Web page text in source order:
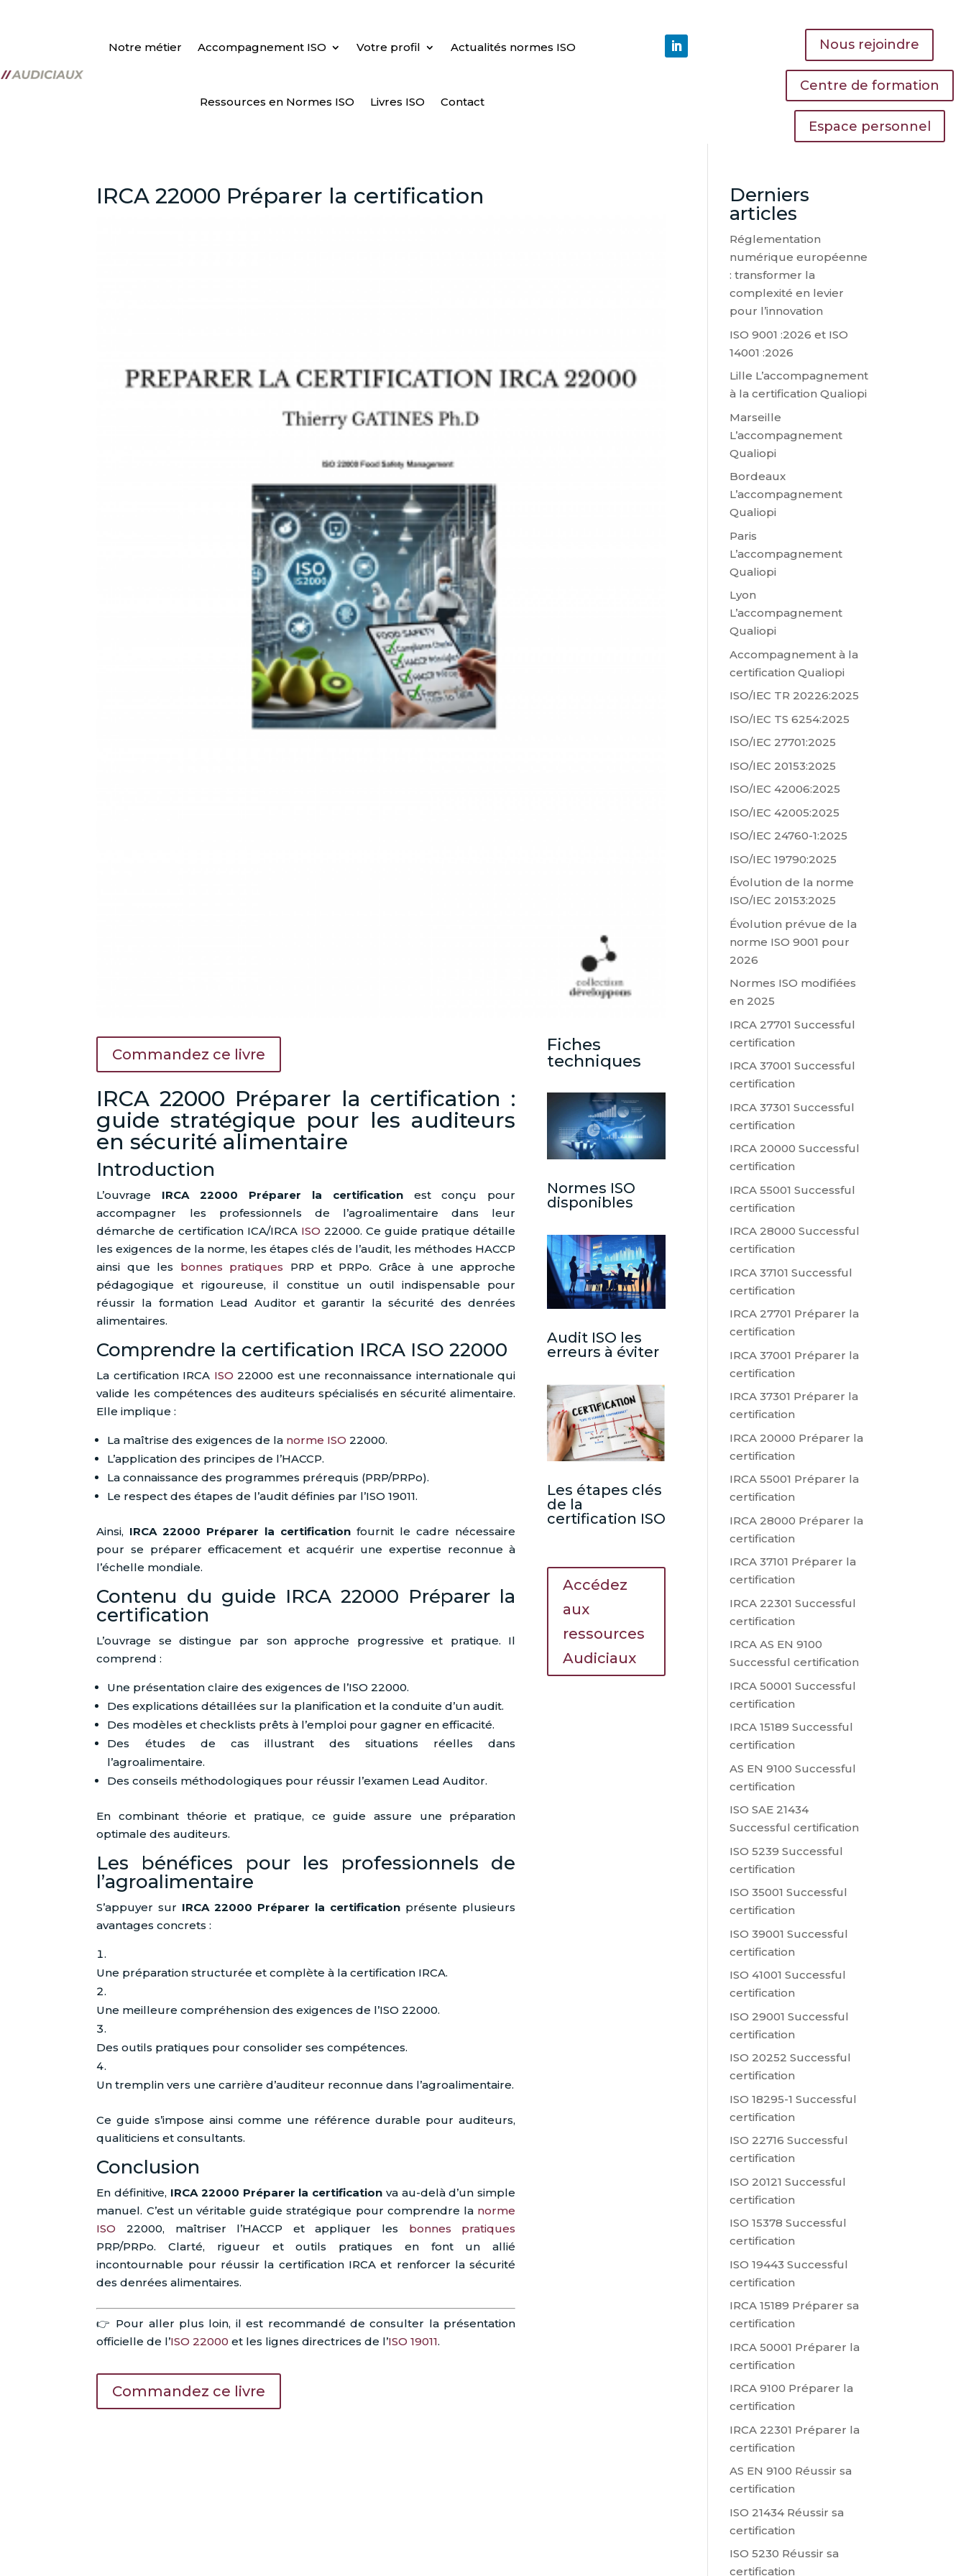
Notre métier Accompagnement ISO Votre profil Actualités normes ISO
Ressources en Normes ISO Livres ISO Contact
Nous rejoindre
Centre de formation
Espace personnel
IRCA 22000 Préparer la certification
Commandez ce livre
IRCA 22000 Préparer la certification :
guide stratégique pour les auditeurs
en sécurité alimentaire
Introduction
L’ouvrage IRCA 22000 Préparer la certificationest conçu pour
accompagner les professionnels de l’agroalimentaire dans leur
démarche de certification ICA/IRCA ISO 22000. Ce guide pratique détaille
les exigences de la norme, les étapes clés de l’audit, les méthodes HACCP
ainsi que les bonnes pratiques PRP et PRPo. Grâce à une approche
pédagogique et rigoureuse, il constitue un outil indispensable pour
réussir la formation Lead Auditor et garantir la sécurité des denrées
alimentaires.
Comprendre la certification IRCA ISO 22000
La certification IRCA ISO 22000 est une reconnaissance internationale qui
valide les compétences des auditeurs spécialisés en sécurité alimentaire.
Elle implique :
La maîtrise des exigences de la norme ISO 22000.
L’application des principes de l’HACCP.
La connaissance des programmes prérequis (PRP/PRPo).
Le respect des étapes de l’audit définies par l’ISO 19011.
Ainsi, IRCA 22000 Préparer la certification fournit le cadre nécessaire
pour se préparer efficacement et acquérir une expertise reconnue à
l’échelle mondiale.
Contenu du guide IRCA 22000 Préparer la
certification
L’ouvrage se distingue par son approche progressive et pratique. Il
comprend :
Une présentation claire des exigences de l’ISO 22000.
Des explications détaillées sur la planification et la conduite d’un audit.
Des modèles et checklists prêts à l’emploi pour gagner en efficacité.
Des études de cas illustrant des situations réelles dans
l’agroalimentaire.
Des conseils méthodologiques pour réussir l’examen Lead Auditor.
En combinant théorie et pratique, ce guide assure une préparation
optimale des auditeurs.
Les bénéfices pour les professionnels de
l’agroalimentaire
S’appuyer sur IRCA 22000 Préparer la certification présente plusieurs
avantages concrets :
Une préparation structurée et complète à la certification IRCA.
Une meilleure compréhension des exigences de l’ISO 22000.
Des outils pratiques pour consolider ses compétences.
Un tremplin vers une carrière d’auditeur reconnue dans l’agroalimentaire.
Ce guide s’impose ainsi comme une référence durable pour auditeurs,
qualiticiens et consultants.
Conclusion
En définitive, IRCA 22000 Préparer la certification va au-delà d’un simple
manuel. C’est un véritable guide stratégique pour comprendre la norme
ISO 22000, maîtriser l’HACCP et appliquer les bonnes pratiques
PRP/PRPo. Clarté, rigueur et outils pratiques en font un allié
incontournable pour réussir la certification IRCA et renforcer la sécurité
des denrées alimentaires.
👉 Pour aller plus loin, il est recommandé de consulter la présentation
officielle de l’ISO 22000 et les lignes directrices de l’ISO 19011.
Fiches
techniques
Normes ISO
disponibles
Audit ISO les
erreurs à éviter
Les étapes clés
de la
certification ISO
Accédez
aux
ressources
Audiciaux
Commandez ce livre
Derniers
articles
Réglementation
numérique européenne
: transformer la
complexité en levier
pour l’innovation
ISO 9001 :2026 et ISO
14001 :2026
Lille L’accompagnement
à la certification Qualiopi
Marseille
L’accompagnement
Qualiopi
Bordeaux
L’accompagnement
Qualiopi
Paris
L’accompagnement
Qualiopi
Lyon
L’accompagnement
Qualiopi
Accompagnement à la
certification Qualiopi
ISO/IEC TR 20226:2025
ISO/IEC TS 6254:2025
ISO/IEC 27701:2025
ISO/IEC 20153:2025
ISO/IEC 42006:2025
ISO/IEC 42005:2025
ISO/IEC 24760-1:2025
ISO/IEC 19790:2025
Évolution de la norme
ISO/IEC 20153:2025
Évolution prévue de la
norme ISO 9001 pour
2026
Normes ISO modifiées
en 2025
IRCA 27701 Successful
certification
IRCA 37001 Successful
certification
IRCA 37301 Successful
certification
IRCA 20000 Successful
certification
IRCA 55001 Successful
certification
IRCA 28000 Successful
certification
IRCA 37101 Successful
certification
IRCA 27701 Préparer la
certification
IRCA 37001 Préparer la
certification
IRCA 37301 Préparer la
certification
IRCA 20000 Préparer la
certification
IRCA 55001 Préparer la
certification
IRCA 28000 Préparer la
certification
IRCA 37101 Préparer la
certification
IRCA 22301 Successful
certification
IRCA AS EN 9100
Successful certification
IRCA 50001 Successful
certification
IRCA 15189 Successful
certification
AS EN 9100 Successful
certification
ISO SAE 21434
Successful certification
ISO 5239 Successful
certification
ISO 35001 Successful
certification
ISO 39001 Successful
certification
ISO 41001 Successful
certification
ISO 29001 Successful
certification
ISO 20252 Successful
certification
ISO 18295-1 Successful
certification
ISO 22716 Successful
certification
ISO 20121 Successful
certification
ISO 15378 Successful
certification
ISO 19443 Successful
certification
IRCA 15189 Préparer sa
certification
IRCA 50001 Préparer la
certification
IRCA 9100 Préparer la
certification
IRCA 22301 Préparer la
certification
AS EN 9100 Réussir sa
certification
ISO 21434 Réussir sa
certification
ISO 5230 Réussir sa
certification